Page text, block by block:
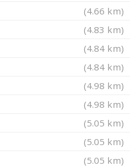
(4.66 km)
(4.83 km)
(4.84 km)
(4.84 km)
(4.98 km)
(4.98 km)
(5.05 km)
(5.05 km)
(5.05 km)